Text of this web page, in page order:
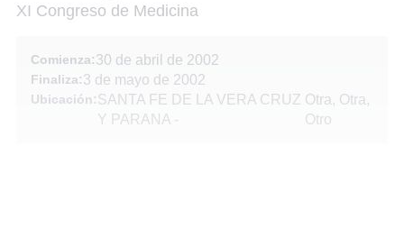
XI Congreso de Medicina
Comienza:30 de abril de 2002
Finaliza:3 de mayo de 2002
Ubicación:SANTA FE DE LA VERA CRUZ
Y PARANA -
Otra, Otra,
Otro